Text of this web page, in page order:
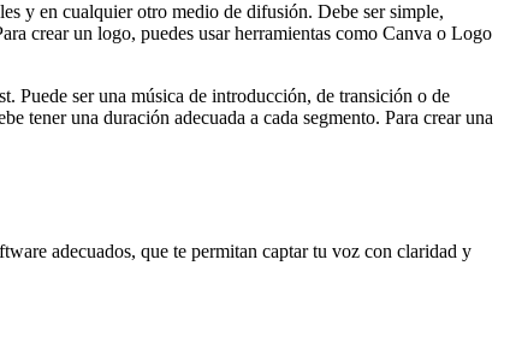
y en cualquier otro medio de difusión. Debe ser simple,
crear un logo, puedes usar herramientas como Canva o Logo
Puede ser una música de introducción, de transición o de
tener una duración adecuada a cada segmento. Para crear una
adecuados, que te permitan captar tu voz con claridad y